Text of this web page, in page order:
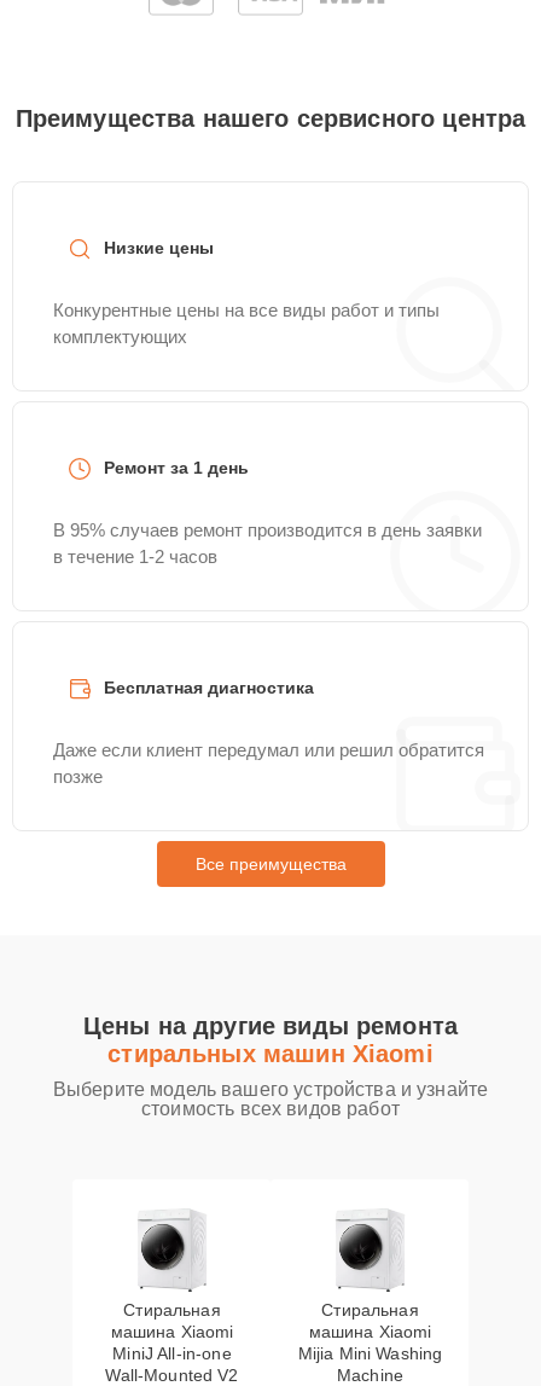
Преимущества нашего сервисного центра
Низкие цены
Конкурентные цены на все виды работ и типы
комплектующих
Ремонт за 1 день
В 95% случаев ремонт производится в день заявки
в течение 1-2 часов
Бесплатная диагностика
Даже если клиент передумал или решил обратится
позже
Все преимущества
Цены на другие виды ремонта
стиральных машин Xiaomi
Выберите модель вашего устройства и узнайте
стоимость всех видов работ
Стиральная
машина Xiaomi
MiniJ All-in-one
Wall-Mounted V2
Стиральная
машина Xiaomi
Mijia Mini Washing
Machine